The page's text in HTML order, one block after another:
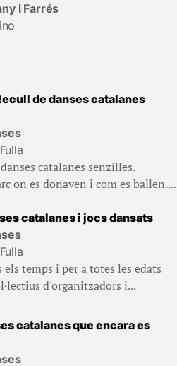
i Farrés
de danses catalanes
catalanes senzilles.
on es donaven i com es ballen....
catalanes i jocs dansats
els temps i per a totes les edats
d'organitzadors i...
catalanes que encara es